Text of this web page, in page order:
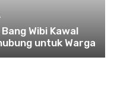
Wibi Kawal
untuk Warga